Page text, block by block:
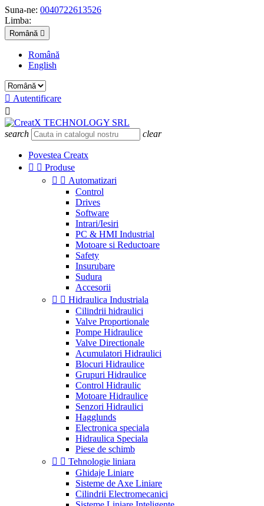
Suna-ne: 0040722613526
Limba:
Română 
Română
English
 Autentificare

search clear
Povestea Creatx
  Produse
  Automatizari
Control
Drives
Software
Intrari/Iesiri
PC & HMI Industrial
Motoare si Reductoare
Safety
Insurubare
Sudura
Accesorii
  Hidraulica Industriala
Cilindrii hidraulici
Valve Proportionale
Pompe Hidraulice
Valve Directionale
Acumulatori Hidraulici
Blocuri Hidraulice
Grupuri Hidraulice
Control Hidraulic
Motoare Hidraulice
Senzori Hidraulici
Hagglunds
Electronica speciala
Hidraulica Speciala
Piese de schimb
  Tehnologie liniara
Ghidaje Liniare
Sisteme de Axe Liniare
Cilindrii Electromecanici